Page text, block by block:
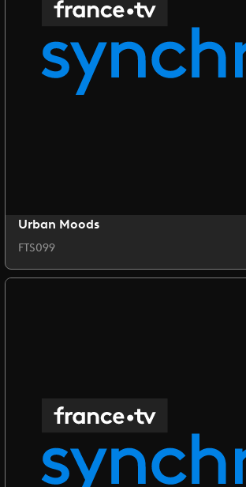
Urban Moods
FTS099